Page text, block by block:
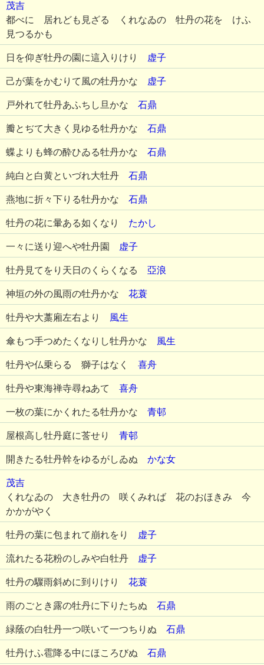
茂吉
都べに 居れども見ざる くれなゐの 牡丹の花を けふ
見つるかも
日を仰ぎ牡丹の園に這入りけり 虚子
己が葉をかむりて風の牡丹かな 虚子
戸外れて牡丹あふちし旦かな 石鼎
瓣とぢて大きく見ゆる牡丹かな 石鼎
蝶よりも蜂の酔ひゐる牡丹かな 石鼎
純白と白黄といづれ大牡丹 石鼎
燕地に折々下りる牡丹かな 石鼎
牡丹の花に暈ある如くなり たかし
一々に送り迎へや牡丹園 虚子
牡丹見てをり天日のくらくなる 亞浪
神垣の外の風雨の牡丹かな 花蓑
牡丹や大藁廂左右より 風生
傘もつ手つめたくなりし牡丹かな 風生
牡丹や仏乗らるゝ獅子はなく 喜舟
牡丹や東海禅寺尋ねあて 喜舟
一枚の葉にかくれたる牡丹かな 青邨
屋根高し牡丹庭に莟せり 青邨
開きたる牡丹幹をゆるがしゐぬ かな女
茂吉
くれなゐの 大き牡丹の 咲くみれば 花のおほきみ 今
かかがやく
牡丹の葉に包まれて崩れをり 虚子
流れたる花粉のしみや白牡丹 虚子
牡丹の驟雨斜めに到りけり 花蓑
雨のごとき露の牡丹に下りたちぬ 石鼎
緑蔭の白牡丹一つ咲いて一つちりぬ 石鼎
牡丹けふ雹降る中にほころびぬ 石鼎